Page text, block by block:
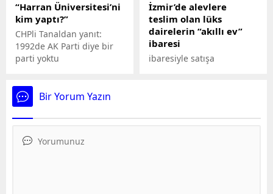
bir gün ara verileceğini
söyledi.
“Harran Üniversitesi’ni
kim yaptı?”
CHPli Tanaldan yanıt:
1992de AK Parti diye bir
parti yoktu
İzmir’de alevlere
teslim olan lüks
dairelerin “akıllı ev”
ibaresi
ibaresiyle satışa
Bir Yorum Yazın